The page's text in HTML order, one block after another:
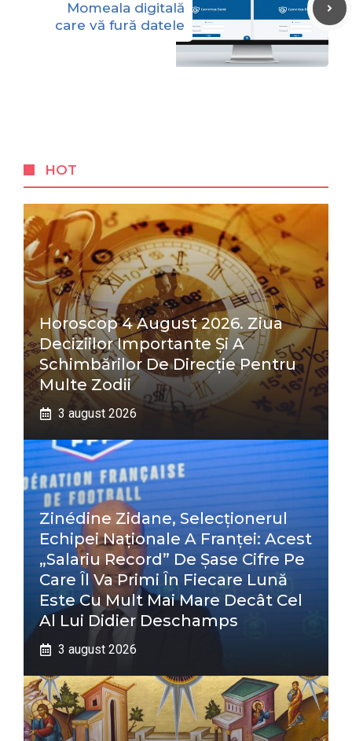
Momeala digitală
care vă fură datele
HOT
Horoscop 4 August 2026. Ziua
Deciziilor Importante Și A
Schimbărilor De Direcție Pentru
Multe Zodii
3 august 2026
Zinédine Zidane, Selecționerul
Echipei Naționale A Franței: Acest
„salariu Record” De Șase Cifre Pe
Care Îl Va Primi În Fiecare Lună
Este Cu Mult Mai Mare Decât Cel
Al Lui Didier Deschamps
3 august 2026